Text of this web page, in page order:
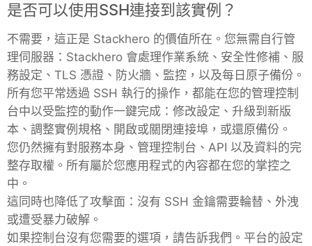
Matomo
Mattermost
Meilisearch
Memcached
Mercure-Hub
MinIO
是否可以使用SSH連接到該實例？
不需要，這正是 Stackhero 的價值所在。您無需自行管
理伺服器：Stackhero 會處理作業系統、安全性修補、服
務設定、TLS 憑證、防火牆、監控，以及每日原子備份。
所有您平常透過 SSH 執行的操作，都能在您的管理控制
台中以受監控的動作一鍵完成：修改設定、升級到新版
本、調整實例規格、開啟或關閉連接埠，或還原備份。
您仍然擁有對服務本身、管理控制台、API 以及資料的完
整存取權。所有屬於您應用程式的內容都在您的掌控之
中。
這同時也降低了攻擊面：沒有 SSH 金鑰需要輪替、外洩
或遭受暴力破解。
如果控制台沒有您需要的選項，請告訴我們。平台的設定